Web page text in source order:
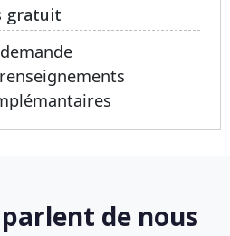
gratuit
de nous